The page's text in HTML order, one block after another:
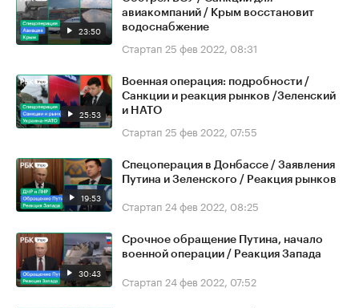
23:50
авиакомпаний / Крым восстановит
водоснабжение
Стартап 25 фев 2022, 08:31
25:53
Военная операция: подробности /
Санкции и реакция рынков /Зеленский
и НАТО
Стартап 25 фев 2022, 07:55
19:53
Спецоперация в Донбассе / Заявления
Путина и Зеленского / Реакция рынков
Стартап 24 фев 2022, 08:25
30:43
Срочное обращение Путина, начало
военной операции / Реакция Запада
Стартап 24 фев 2022, 07:52